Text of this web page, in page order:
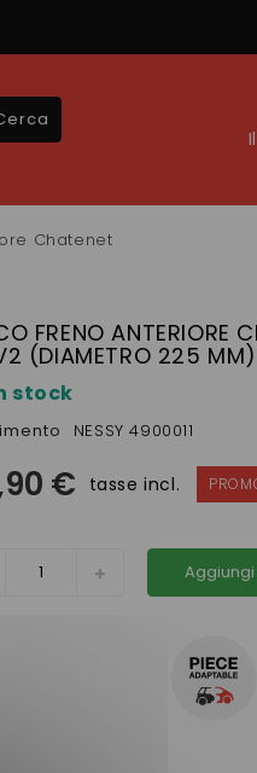
Chatenet
FRENO ANTERIORE
(DIAMETRO 225 MM)
stock
NESSY 4900011
€ tasse incl.